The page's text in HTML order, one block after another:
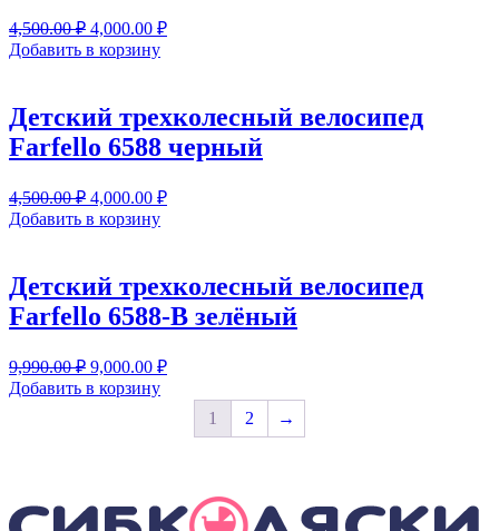
4,500.00₽ Первоначальная
цена
составляла
4,000.00 ₽Текущая
Добавить в корзину
Детский трехколесный велосипед
Farfello 6588 черный
4,500.00₽ Первоначальная
цена
составляла
4,000.00 ₽Текущая
Добавить в корзину
Детский трехколесный велосипед
Farfello 6588-B зелёный
9,990.00₽ Первоначальная
цена
составляла
9,000.00 ₽Текущая
9,000.00 ₽.
Добавить в корзину
1
2 →